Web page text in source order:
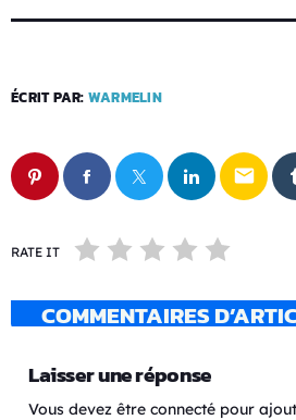
ÉCRIT PAR: WARMELIN
email
RATE IT
COMMENTAIRES
Laisser une réponse
Vous devez être connecté pour